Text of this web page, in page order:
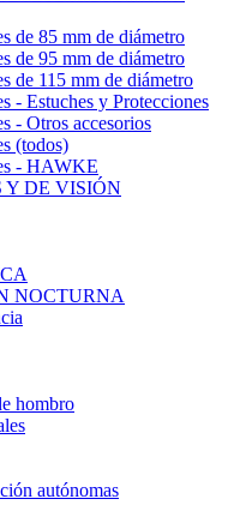
de 85 mm de diámetro
de 95 mm de diámetro
de 115 mm de diámetro
- Estuches y Protecciones
- Otros accesorios
(todos)
- HAWKE
DE VISIÓN
NOCTURNA
hombro
autónomas